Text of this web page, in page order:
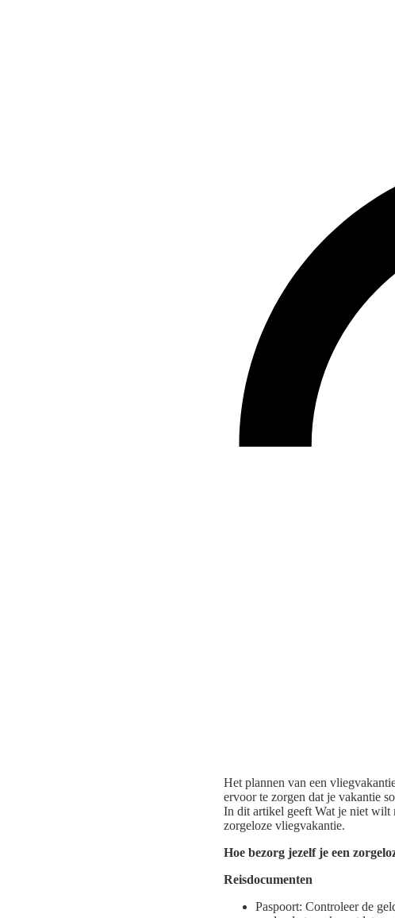
Het plannen van een
ervoor te zorgen dat je vakantie
In dit artikel geeft Wat je niet wilt
zorgeloze vliegvakantie.
Hoe bezorg jezelf je een
Reisdocumenten
Paspoort: Controleer de